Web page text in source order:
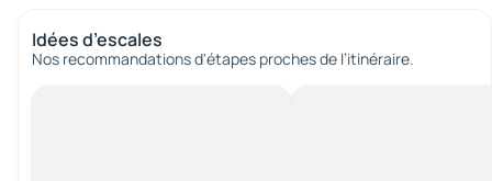
Idées d’escales
Nos recommandations d'étapes proches de l’itinéraire.